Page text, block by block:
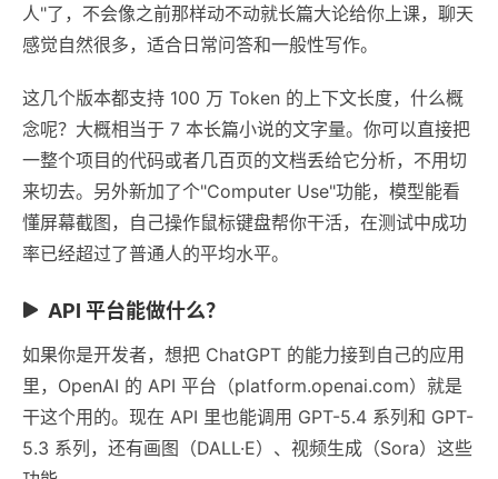
人"了，不会像之前那样动不动就长篇大论给你上课，聊天
感觉自然很多，适合日常问答和一般性写作。
这几个版本都支持 100 万 Token 的上下文长度，什么概
念呢？大概相当于 7 本长篇小说的文字量。你可以直接把
一整个项目的代码或者几百页的文档丢给它分析，不用切
来切去。另外新加了个"Computer Use"功能，模型能看
懂屏幕截图，自己操作鼠标键盘帮你干活，在测试中成功
率已经超过了普通人的平均水平。
API 平台能做什么？
如果你是开发者，想把 ChatGPT 的能力接到自己的应用
里，OpenAI 的 API 平台（platform.openai.com）就是
干这个用的。现在 API 里也能调用 GPT-5.4 系列和 GPT-
5.3 系列，还有画图（DALL·E）、视频生成（Sora）这些